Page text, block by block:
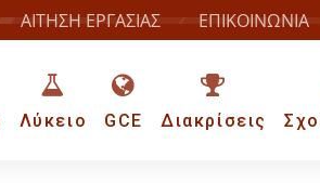
ΑΙΤΗΣΗ ΕΡΓΑΣΙΑΣ ΕΠΙΚΟΙΝΩΝΙΑ
Λύκειο GCE Διακρίσεις